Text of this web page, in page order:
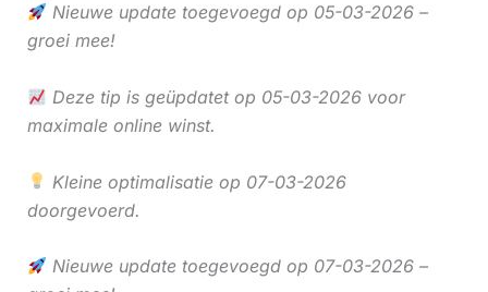
Nieuwe update toegevoegd op 05-03-2026 –
groei mee!
Deze tip is geüpdatet op 05-03-2026 voor
maximale online winst.
Kleine optimalisatie op 07-03-2026
doorgevoerd.
Nieuwe update toegevoegd op 07-03-2026 –